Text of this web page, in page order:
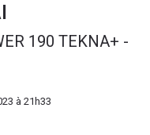
190 TEKNA+ -
à 21h33